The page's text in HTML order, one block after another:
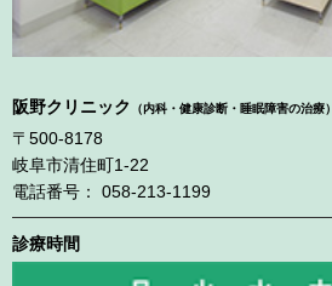
阪野クリニック （内科・健康診断・睡眠障害の治療）
〒500-8178
岐阜市清住町1-22
電話番号： 058-213-1199
診療時間